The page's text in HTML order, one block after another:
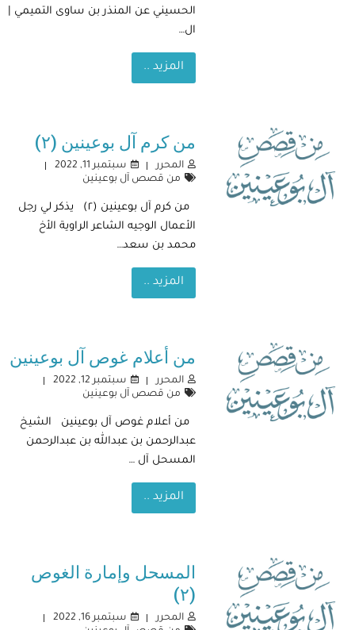
الحسيني عن المنذر بن ساوى التميمي |
ال…
المزيد ..
من كرم آل بوعينين (٢)
المحرر
سبتمبر 11, 2022
من قصص آل بوعينين
من كرم آل بوعينين (٢) يذكر لي رجل
الأعمال الوجيه الشاعر الراوية الأخ
محمد بن سعد…
المزيد ..
من أعلام غوص آل بوعينين
المحرر
سبتمبر 12, 2022
من قصص آل بوعينين
من أعلام غوص آل بوعينين الشيخ
عبدالرحمن بن عبدالله بن عبدالرحمن
المسحل آل …
المزيد ..
المسحل وإمارة الغوص
(٢)
المحرر
سبتمبر 16, 2022